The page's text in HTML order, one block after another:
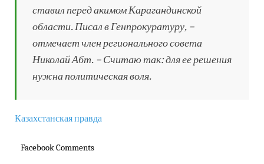
ставил перед акимом Карагандинской
области. Писал в Генпрокуратуру, –
отмечает член регионального совета
Николай Абт. – Считаю так: для ее решения
нужна политичес­кая воля.
Казахстанская правда
Facebook Comments